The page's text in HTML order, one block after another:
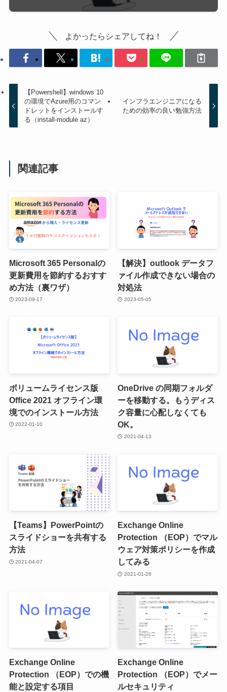
よかったらシェアしてね！
【Powershell】windows 10
の環境でAzure用のコマン
ドレットをインストールす
る（install-module az）
インフラエンジニアになる
ための効率の良い勉強方法
関連記事
Microsoft 365 Personalの
更新費用を節約するおすす
め方法（裏ワザ）
2023-09-17
【解決】outlook データフ
ァイル作成できない場合の
対処法
2023-05-05
ボリュームライセンス版
Office 2021 オフライン環
境でのインストール方法
2022-01-10
OneDrive の同期フォルダ
ーを移動する。もうディス
ク容量に心配しなくても
OK。
2021-04-13
【Teams】PowerPointの
スライドショーを共有する
方法
2021-04-07
Exchange Online
Protection （EOP）でマル
ウェア対策ポリシーを作成
してみる
2021-01-26
Exchange Online
Protection （EOP）での機
能と設定する項目
Exchange Online
Protection （EOP）でメー
ルセキュリティ